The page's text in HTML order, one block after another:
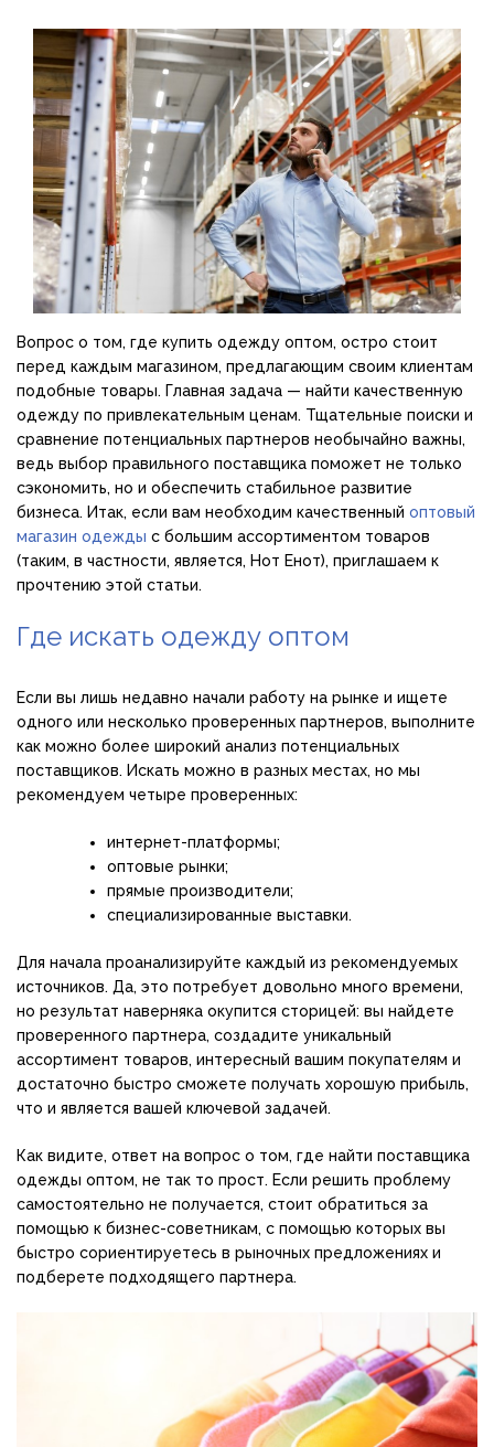
2026
Вопрос о том, где купить одежду оптом, остро стоит
перед каждым магазином, предлагающим своим клиентам
подобные товары. Главная задача — найти качественную
одежду по привлекательным ценам. Тщательные поиски и
сравнение потенциальных партнеров необычайно важны,
ведь выбор правильного поставщика поможет не только
сэкономить, но и обеспечить стабильное развитие
бизнеса. Итак, если вам необходим качественный оптовый
магазин одежды с большим ассортиментом товаров
(таким, в частности, является, Нот Енот), приглашаем к
прочтению этой статьи.
Где искать одежду оптом
Если вы лишь недавно начали работу на рынке и ищете
одного или несколько проверенных партнеров, выполните
как можно более широкий анализ потенциальных
поставщиков. Искать можно в разных местах, но мы
рекомендуем четыре проверенных:
интернет-платформы;
оптовые рынки;
прямые производители;
специализированные выставки.
Для начала проанализируйте каждый из рекомендуемых
источников. Да, это потребует довольно много времени,
но результат наверняка окупится сторицей: вы найдете
проверенного партнера, создадите уникальный
ассортимент товаров, интересный вашим покупателям и
достаточно быстро сможете получать хорошую прибыль,
что и является вашей ключевой задачей.
Как видите, ответ на вопрос о том, где найти поставщика
одежды оптом, не так то прост. Если решить проблему
самостоятельно не получается, стоит обратиться за
помощью к бизнес-советникам, с помощью которых вы
быстро сориентируетесь в рыночных предложениях и
подберете подходящего партнера.